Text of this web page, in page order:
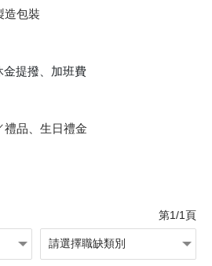
造包裝
提撥、加班費
禮品、生日禮金
第1/1頁